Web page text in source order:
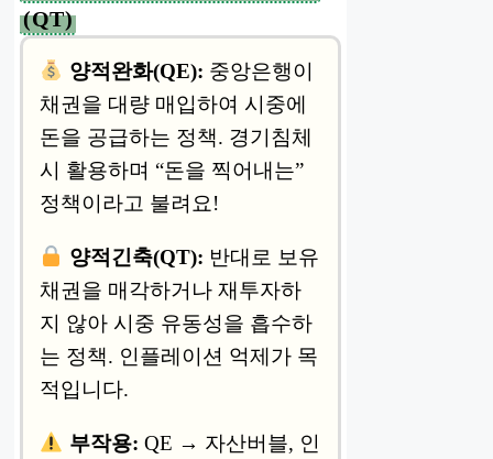
(QT)
양적완화(QE): 중앙은행이
채권을 대량 매입하여 시중에
돈을 공급하는 정책. 경기침체
시 활용하며 “돈을 찍어내는”
정책이라고 불려요!
양적긴축(QT): 반대로 보유
채권을 매각하거나 재투자하
지 않아 시중 유동성을 흡수하
는 정책. 인플레이션 억제가 목
적입니다.
부작용: QE → 자산버블, 인